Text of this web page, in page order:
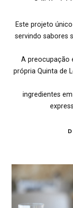
Este projeto
servindo sabores
A preocupação
própria Quinta de
ingredientes